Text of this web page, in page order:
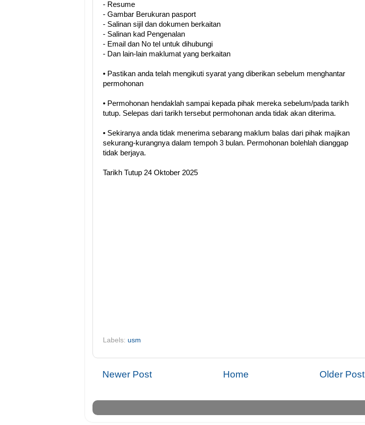
- Resume
- Gambar Berukuran pasport
- Salinan sijil dan dokumen berkaitan
- Salinan kad Pengenalan
- Email dan No tel untuk dihubungi
- Dan lain-lain maklumat yang berkaitan
• Pastikan anda telah mengikuti syarat yang diberikan sebelum menghantar
permohonan
• Permohonan hendaklah sampai kepada pihak mereka sebelum/pada tarikh
tutup. Selepas dari tarikh tersebut permohonan anda tidak akan diterima.
• Sekiranya anda tidak menerima sebarang maklum balas dari pihak majikan
sekurang-kurangnya dalam tempoh 3 bulan. Permohonan bolehlah dianggap
tidak berjaya.
Tarikh Tutup 24 Oktober 2025
Labels: usm
Newer Post Older Post
Home